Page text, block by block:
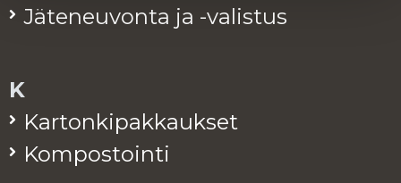
Jä­te­neu­von­ta ja -va­lis­tus
K
Kar­ton­ki­pak­kauk­set
Kom­pos­toin­ti